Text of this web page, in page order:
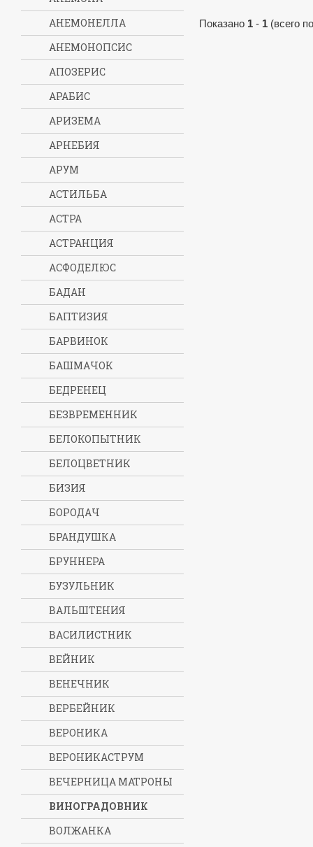
Показано 1 - 1 (всего
АНЕМОНЕЛЛА
АНЕМОНОПСИС
АПОЗЕРИС
АРАБИС
АРИЗЕМА
АРНЕБИЯ
АРУМ
АСТИЛЬБА
АСТРА
АСТРАНЦИЯ
АСФОДЕЛЮС
БАДАН
БАПТИЗИЯ
БАРВИНОК
БАШМАЧОК
БЕДРЕНЕЦ
БЕЗВРЕМЕННИК
БЕЛОКОПЫТНИК
БЕЛОЦВЕТНИК
БИЗИЯ
БОРОДАЧ
БРАНДУШКА
БРУННЕРА
БУЗУЛЬНИК
ВАЛЬШТЕНИЯ
ВАСИЛИСТНИК
ВЕЙНИК
ВЕНЕЧНИК
ВЕРБЕЙНИК
ВЕРОНИКА
ВЕРОНИКАСТРУМ
ВЕЧЕРНИЦА МАТРОНЫ
ВИНОГРАДОВНИК
ВОЛЖАНКА